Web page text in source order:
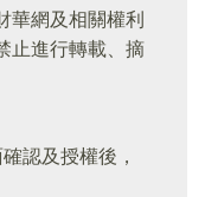
華網及相關權利
止進行轉載、摘
認及授權後，